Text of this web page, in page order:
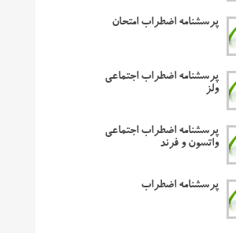
پرسشنامه اضطراب امتحان
پرسشنامه اضطراب اجتماعی
ولز
پرسشنامه اضطراب اجتماعی
واتسون و فرند
پرسشنامه اضطراب